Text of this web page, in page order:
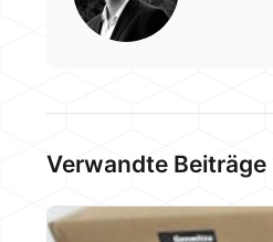
Verwandte Beiträge